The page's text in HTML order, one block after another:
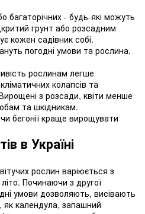
багаторічних - будь-які можуть
грунт або розсадним
кожен садівник собі.
погодні умови та рослина,
рослинам легше
колапсів та
з розсади, квіти менше
та шкідникам.
чи бегонії краще вирощувати
в Україні
рослин варіюється з
Починаючи з другої
умови дозволяють, висівають
як календула, запашний